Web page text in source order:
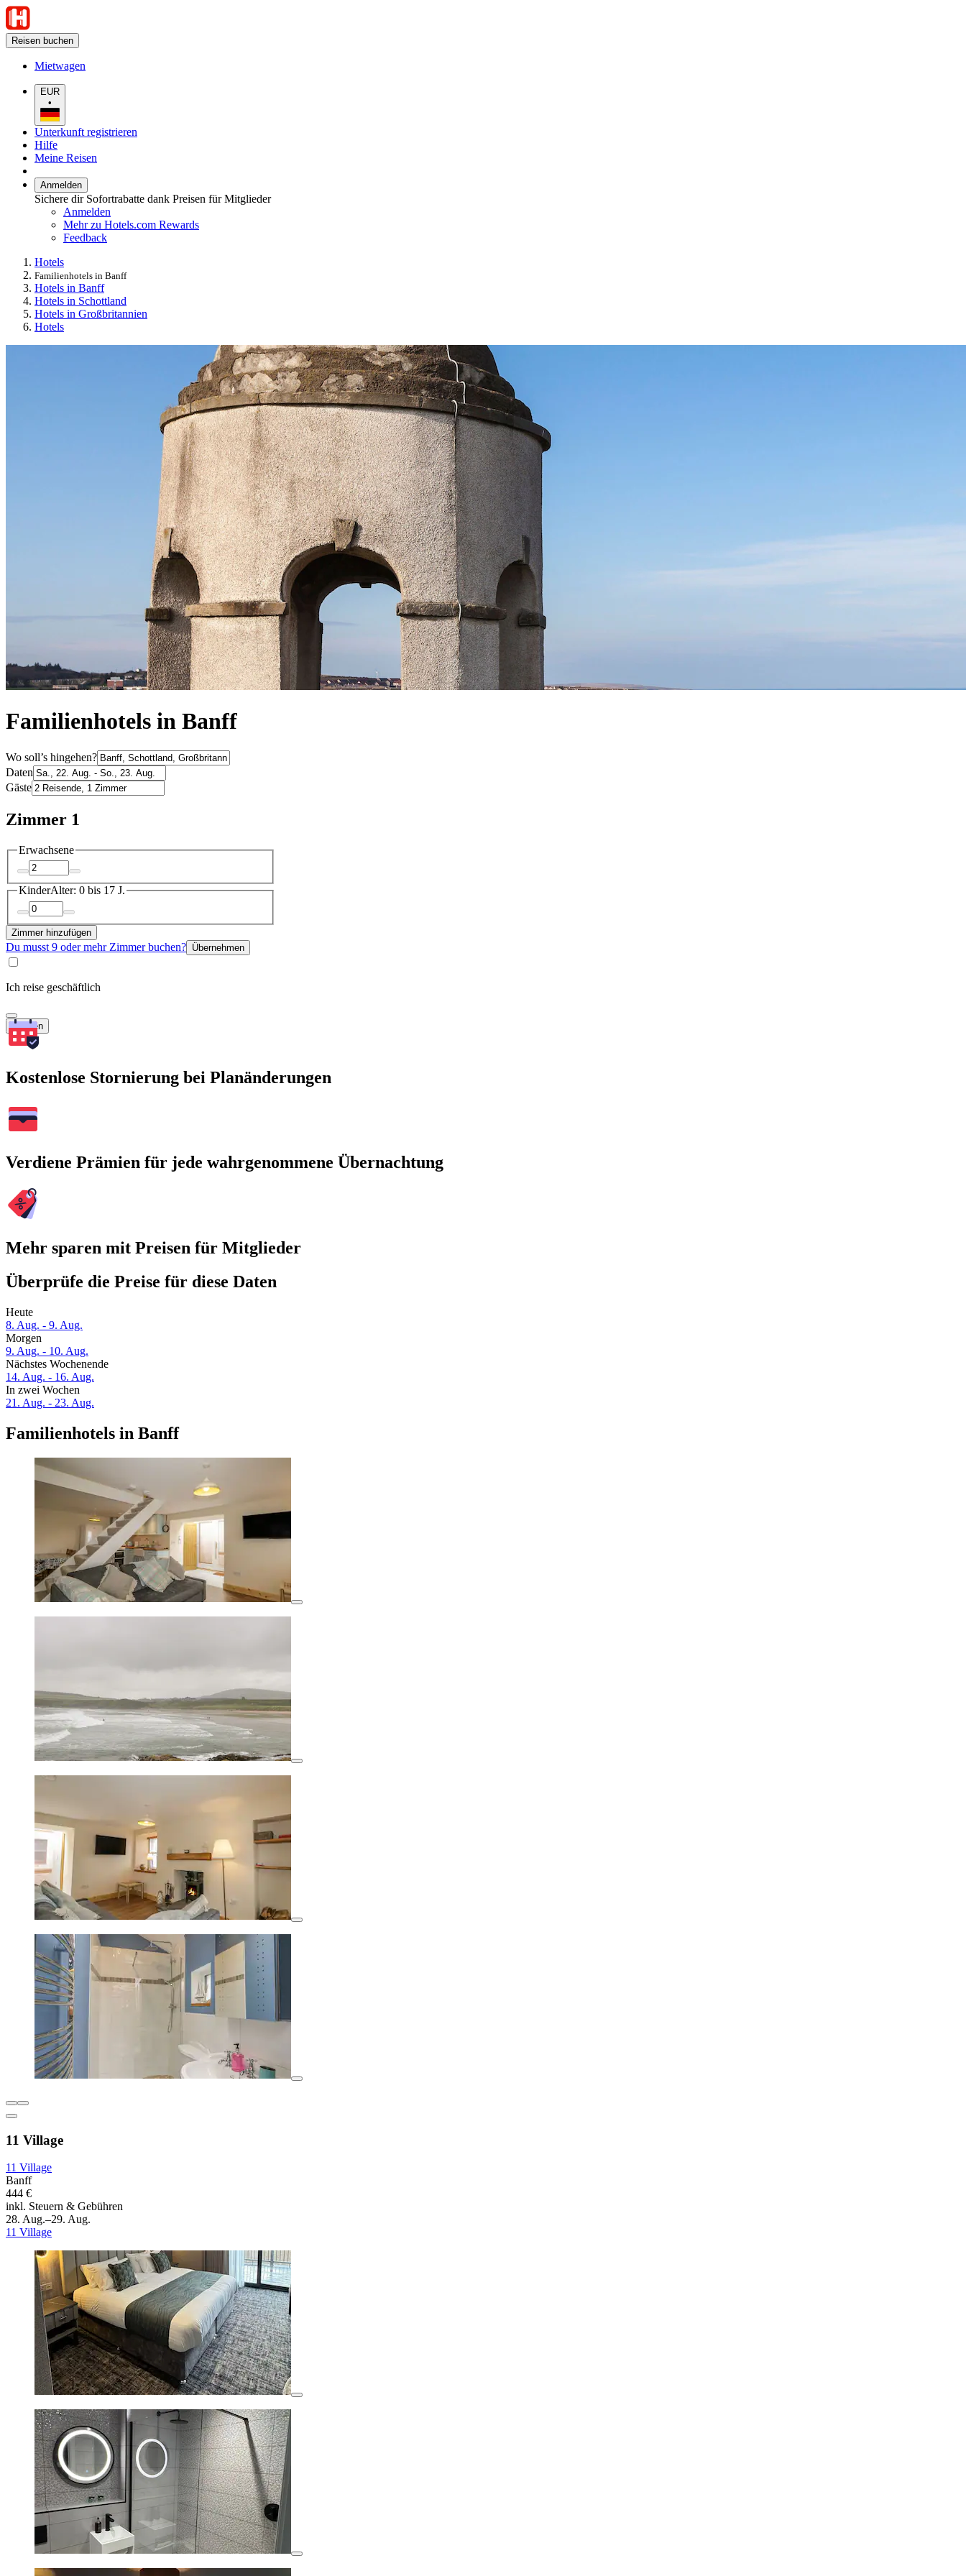
Reisen buchen
Mietwagen
EUR
•
Unterkunft registrieren
Hilfe
Meine Reisen
Anmelden
Sichere dir Sofortrabatte dank Preisen für Mitglieder
Anmelden
Mehr zu Hotels.com Rewards
Feedback
Hotels
Familienhotels in Banff
Hotels in Banff
Hotels in Schottland
Hotels in Großbritannien
Hotels
Familienhotels in Banff
Wo soll’s hingehen?
Daten
Gäste
Zimmer 1
Erwachsene
KinderAlter: 0 bis 17 J.
Zimmer hinzufügen
Du musst 9 oder mehr Zimmer buchen? Übernehmen
Ich reise geschäftlich
Suchen
Kostenlose Stornierung bei Planänderungen
Verdiene Prämien für jede wahrgenommene Übernachtung
Mehr sparen mit Preisen für Mitglieder
Überprüfe die Preise für diese Daten
Heute
8. Aug. - 9. Aug.
Morgen
9. Aug. - 10. Aug.
Nächstes Wochenende
14. Aug. - 16. Aug.
In zwei Wochen
21. Aug. - 23. Aug.
Familienhotels in Banff
11 Village
11 Village
Banff
444 €
inkl. Steuern & Gebühren
28. Aug.–29. Aug.
11 Village